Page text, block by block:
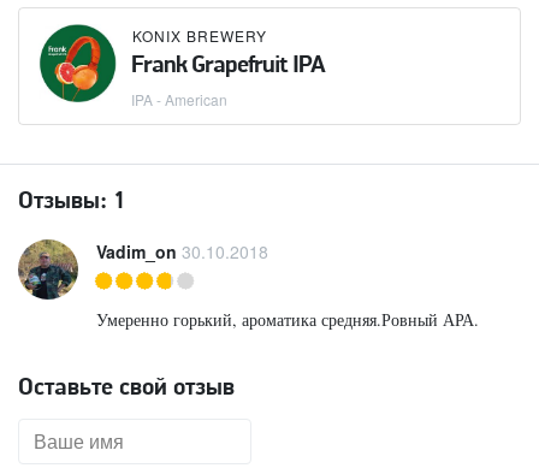
KONIX BREWERY
Frank Grapefruit IPA
IPA - American
Отзывы: 1
Vadim_on 30.10.2018
Умеренно горький, ароматика средняя.Ровный АРА.
Оставьте свой отзыв